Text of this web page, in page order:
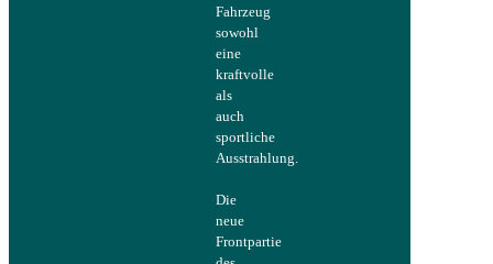
Fahrzeug
sowohl
eine
kraftvolle
als
auch
sportliche
Ausstrahlung.
Die
neue
Frontpartie